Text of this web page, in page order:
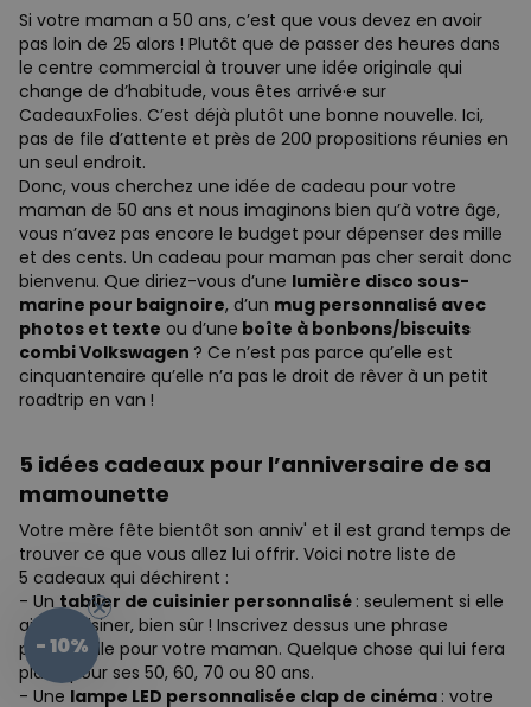
Si votre maman a 50 ans, c’est que vous devez en avoir
pas loin de 25 alors ! Plutôt que de passer des heures dans
le centre commercial à trouver une idée originale qui
change de d’habitude, vous êtes arrivé·e sur
CadeauxFolies. C’est déjà plutôt une bonne nouvelle. Ici,
pas de file d’attente et près de 200 propositions réunies en
un seul endroit.
Donc, vous cherchez une idée de cadeau pour votre
maman de 50 ans et nous imaginons bien qu’à votre âge,
vous n’avez pas encore le budget pour dépenser des mille
et des cents. Un cadeau pour maman pas cher serait donc
bienvenu. Que diriez-vous d’une lumière disco sous-
marine pour baignoire, d’un mug personnalisé avec
photos et texte ou d’une boîte à bonbons/biscuits
combi Volkswagen ? Ce n’est pas parce qu’elle est
cinquantenaire qu’elle n’a pas le droit de rêver à un petit
roadtrip en van !
5 idées cadeaux pour l’anniversaire de sa
mamounette
Votre mère fête bientôt son anniv' et il est grand temps de
trouver ce que vous allez lui offrir. Voici notre liste de
5 cadeaux qui déchirent :
- Un tablier de cuisinier personnalisé : seulement si elle
aime cuisiner, bien sûr ! Inscrivez dessus une phrase
personnelle pour votre maman. Quelque chose qui lui fera
plaisir pour ses 50, 60, 70 ou 80 ans.
- Une lampe LED personnalisée clap de cinéma : votre
- 10%